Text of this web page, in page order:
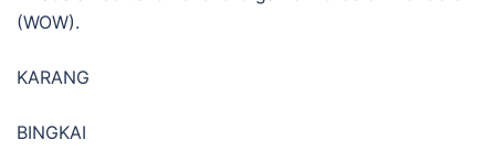
(WOW).
KARANG
BINGKAI